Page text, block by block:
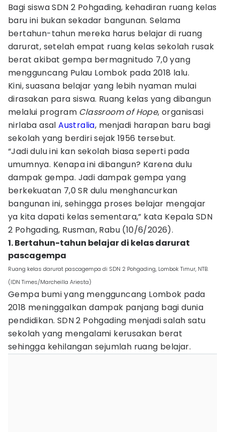
Bagi siswa SDN 2 Pohgading, kehadiran ruang kelas
baru ini bukan sekadar bangunan. Selama
bertahun-tahun mereka harus belajar di ruang
darurat, setelah empat ruang kelas sekolah rusak
berat akibat gempa bermagnitudo 7,0 yang
mengguncang Pulau Lombok pada 2018 lalu.
Kini, suasana belajar yang lebih nyaman mulai
dirasakan para siswa. Ruang kelas yang dibangun
melalui program Classroom of Hope, organisasi
nirlaba asalAustralia, menjadi harapan baru bagi
sekolah yang berdiri sejak 1956 tersebut.
“Jadi dulu ini kan sekolah biasa seperti pada
umumnya. Kenapa ini dibangun? Karena dulu
dampak gempa. Jadi dampak gempa yang
berkekuatan 7,0 SR dulu menghancurkan
bangunan ini, sehingga proses belajar mengajar
ya kita dapati kelas sementara,” kata Kepala SDN
2 Pohgading, Rusman, Rabu (10/6/2026).
1. Bertahun-tahun belajar di kelas darurat
pascagempa
Ruang kelas darurat pascagempa di SDN 2 Pohgading, Lombok Timur, NTB.
(IDN Times/Marcheilla Ariesta)
Gempa bumi yang mengguncang Lombok pada
2018 meninggalkan dampak panjang bagi dunia
pendidikan. SDN 2 Pohgading menjadi salah satu
sekolah yang mengalami kerusakan berat
sehingga kehilangan sejumlah ruang belajar.